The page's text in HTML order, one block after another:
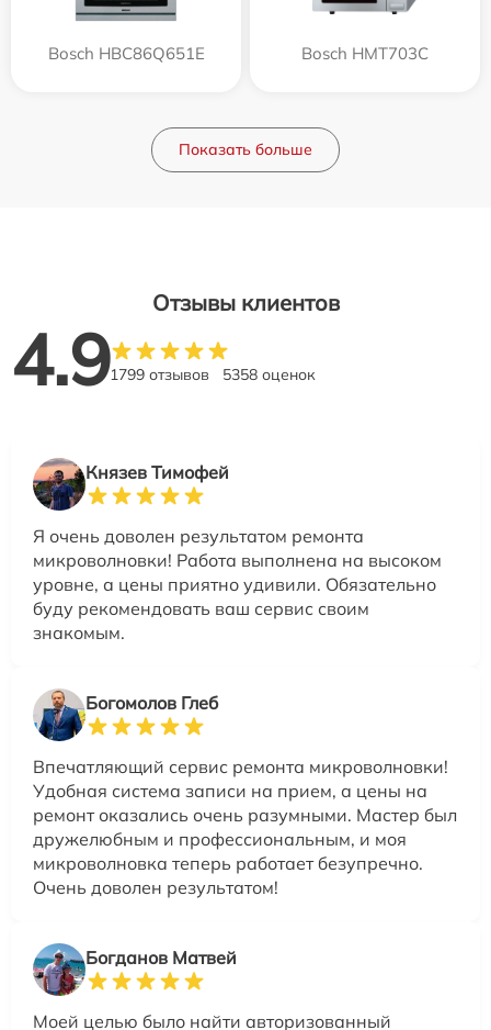
Bosch HBC86Q651E Bosch HMT703C
Показать больше
Отзывы клиентов
4.91799 отзывов 5358 оценок
Князев Тимофей
Я очень доволен результатом ремонта
микроволновки! Работа выполнена на высоком
уровне, а цены приятно удивили. Обязательно
буду рекомендовать ваш сервис своим
знакомым.
Богомолов Глеб
Впечатляющий сервис ремонта микроволновки!
Удобная система записи на прием, а цены на
ремонт оказались очень разумными. Мастер был
дружелюбным и профессиональным, и моя
микроволновка теперь работает безупречно.
Очень доволен результатом!
Богданов Матвей
Моей целью было найти авторизованный